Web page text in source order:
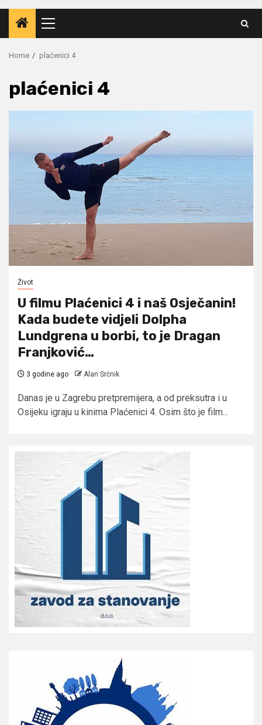
Primary
Menu
Home plaćenici 4
plaćenici 4
Život
U filmu Plaćenici 4 i naš Osječanin!
Kada budete vidjeli Dolpha
Lundgrena u borbi, to je Dragan
Franjković…
3 godine ago Alan Srčnik
Danas je u Zagrebu pretpremijera, a od preksutra i u
Osijeku igraju u kinima Plaćenici 4. Osim što je film...